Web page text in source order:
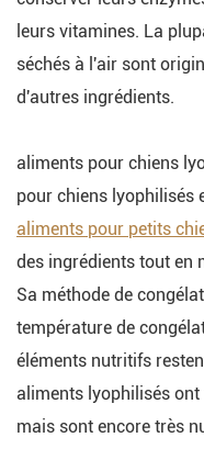
leurs vitamines. La
séchés à l'air sont
d'autres ingrédients.
aliments pour chiens
pour chiens lyophilisés
aliments pour petits
des ingrédients tout en
Sa méthode de
température de
éléments nutritifs
aliments lyophilisés ont
mais sont encore très